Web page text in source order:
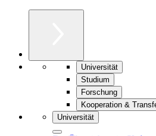
Universität
Studium
Forschung
Kooperation &
Universität